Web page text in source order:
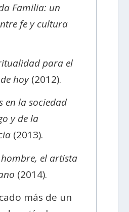
Familia: un
fe y cultura
para el
hoy(2012).
en la sociedad
y de la
(2013).
el artista
(2014).
más de un